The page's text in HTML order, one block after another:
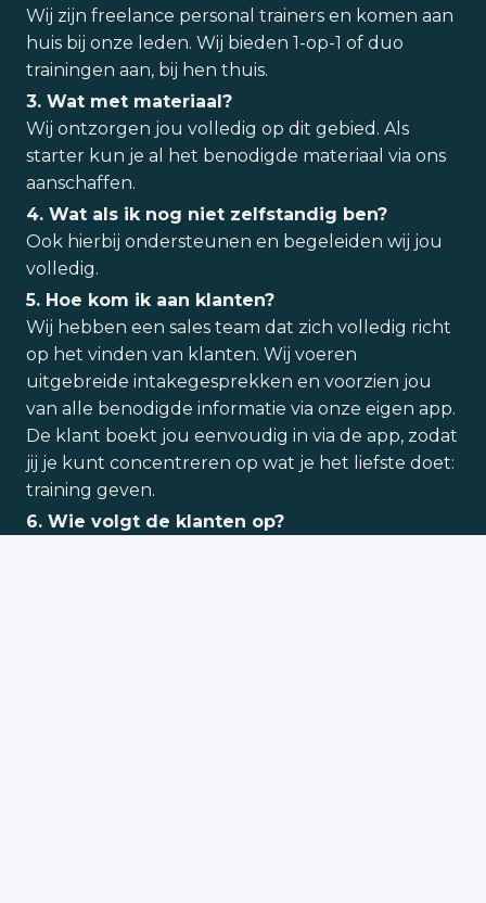
Wij zijn freelance personal trainers en komen aan
huis bij onze leden. Wij bieden 1-op-1 of duo
trainingen aan, bij hen thuis.
3. Wat met materiaal?
Wij ontzorgen jou volledig op dit gebied. Als
starter kun je al het benodigde materiaal via ons
aanschaffen.
4. Wat als ik nog niet zelfstandig ben?
Ook hierbij ondersteunen en begeleiden wij jou
volledig.
5. Hoe kom ik aan klanten?
Wij hebben een sales team dat zich volledig richt
op het vinden van klanten. Wij voeren
uitgebreide intakegesprekken en voorzien jou
van alle benodigde informatie via onze eigen app.
De klant boekt jou eenvoudig in via de app, zodat
jij je kunt concentreren op wat je het liefste doet:
training geven.
6. Wie volgt de klanten op?